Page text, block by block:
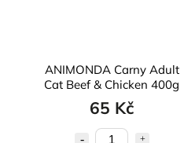
ANIMONDA Carny Adult
Cat Beef & Chicken 400g
65 Kč